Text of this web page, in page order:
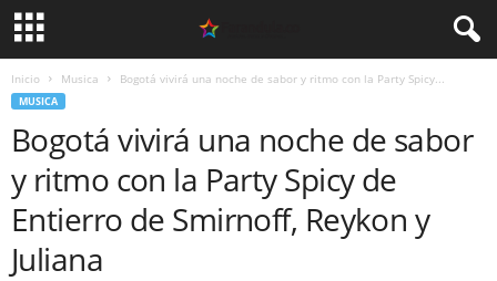
Inicio Musica Bogotá vivirá una noche de sabor y ritmo con la Party Spicy...
MUSICA
Bogotá vivirá una noche de sabor
y ritmo con la Party Spicy de
Entierro de Smirnoff, Reykon y
Juliana